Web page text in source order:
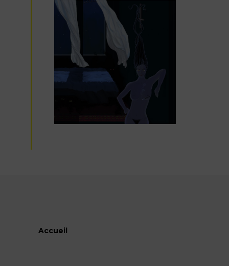
Accueil